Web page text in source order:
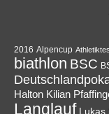
2016 Alpencup
biathlon BSC
Halton Kilian
Langlauf Lukas